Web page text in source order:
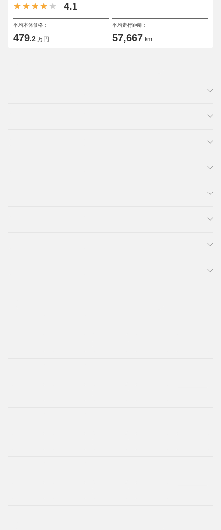
4.1
平均本体価格：
479.2 万円
平均走行距離：
57,667 km